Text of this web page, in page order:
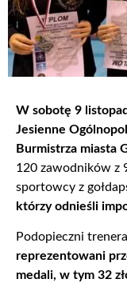
W sobotę 9
Jesienne
Burmistrza miasta
120 zawodników z
sportowcy z
którzy odnieśli
Podopieczni
reprezentowani
medali, w tym 32